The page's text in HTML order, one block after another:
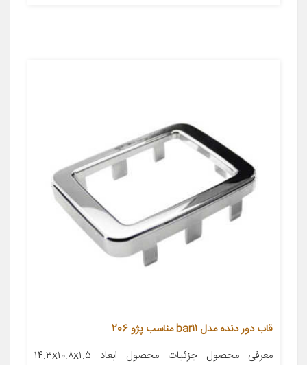
قاب دور دنده مدل bar11 مناسب پژو 206
معرفی محصول جزئیات محصول ابعاد ۱۴.۳x۱۰.۸x۱.۵